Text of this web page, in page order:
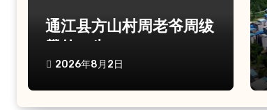
通江县方山村周老爷周绂
2026年8月2日